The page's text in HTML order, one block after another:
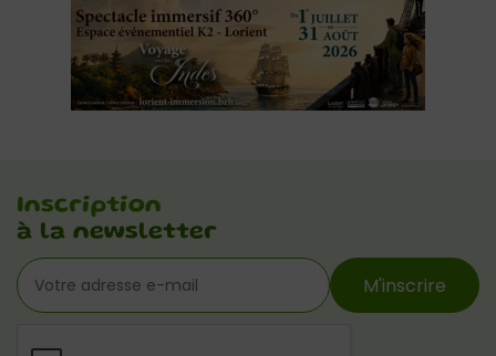
Inscription
à la newsletter
M'inscrire